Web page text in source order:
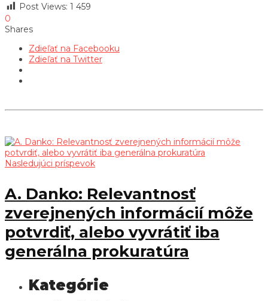
Post Views: 1 459
0
Shares
Zdieľať na Facebooku
Zdieľať na Twitter
Nasledujúci príspevok
A. Danko: Relevantnosť
zverejnených informácií môže
potvrdiť, alebo vyvrátiť iba
generálna prokuratúra